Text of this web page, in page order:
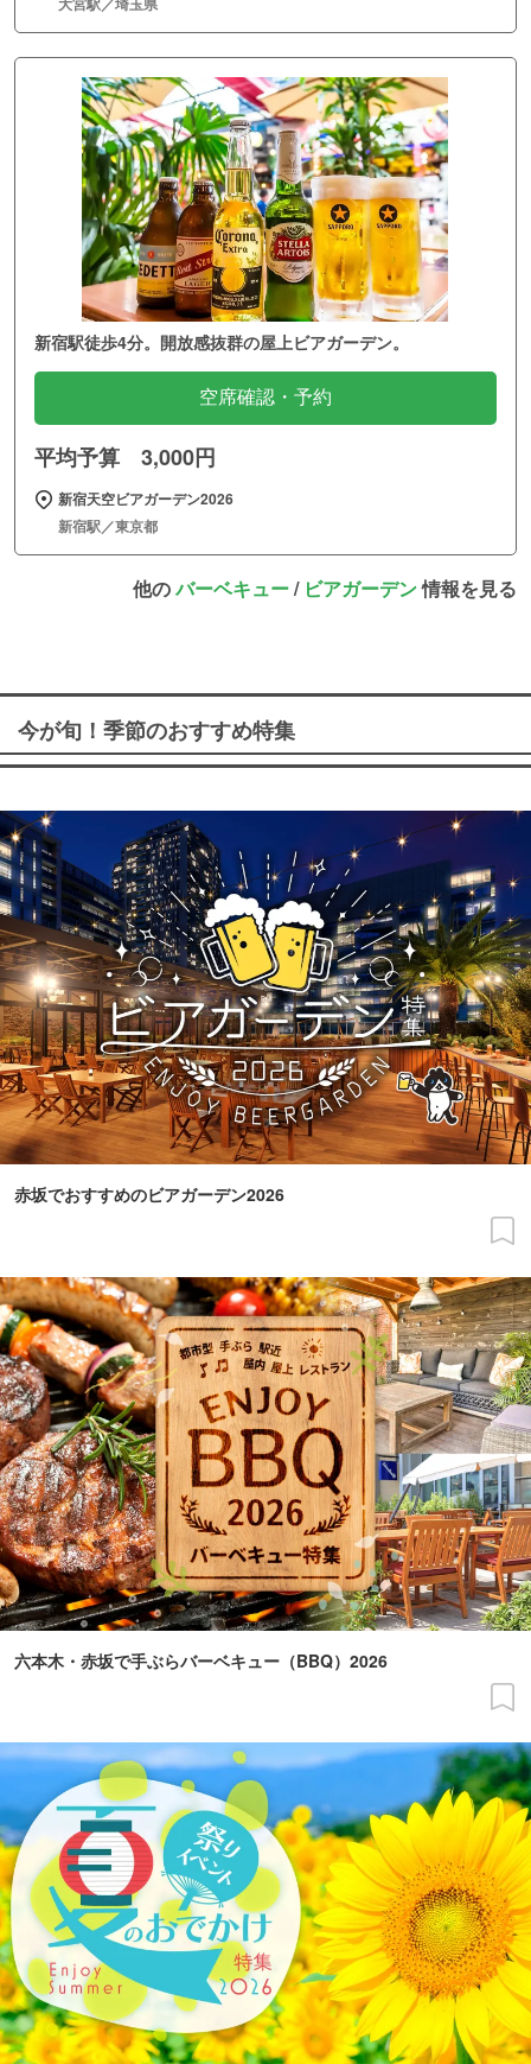
新宿駅徒歩4分。開放感抜群の屋上ビアガーデン。
空席確認・予約
平均予算 3,000円
新宿天空ビアガーデン2026
新宿駅／東京都
他のバーベキュー/ ビアガーデン情報を見る
今が旬！季節のおすすめ特集
赤坂でおすすめのビアガーデン2026
六本木・赤坂で手ぶらバーベキュー（BBQ）2026